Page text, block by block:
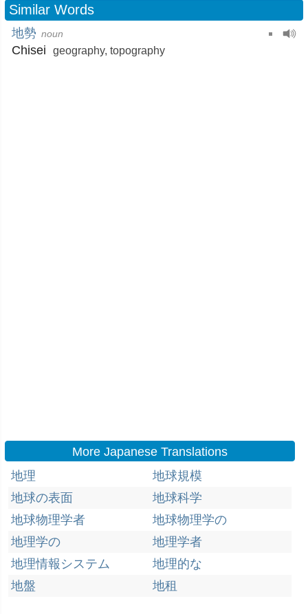
Similar Words
地勢 noun
Chisei geography, topography
More Japanese Translations
地理
地球規模
地球の表面
地球科学
地球物理学者
地球物理学の
地理学の
地理学者
地理情報システム
地理的な
地盤
地租